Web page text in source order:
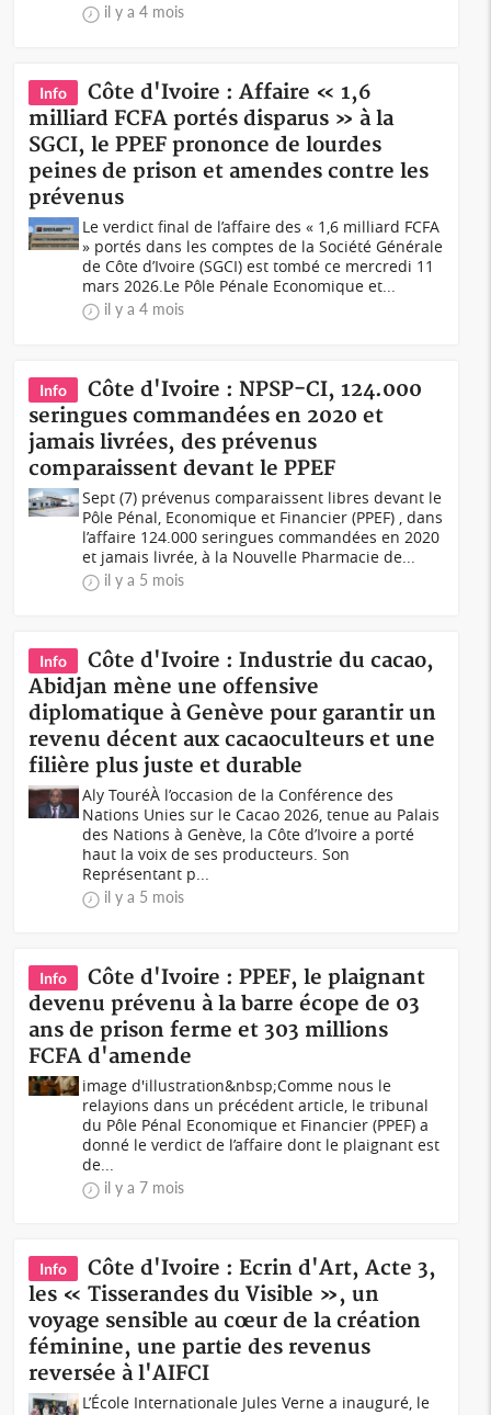
il y a 4 mois
Info
Côte d'Ivoire : Affaire « 1,6
milliard FCFA portés disparus » à la
SGCI, le PPEF prononce de lourdes
peines de prison et amendes contre les
prévenus
Le verdict final de l’affaire des « 1,6 milliard FCFA
» portés dans les comptes de la Société Générale
de Côte d’Ivoire (SGCI) est tombé ce mercredi 11
mars 2026.Le Pôle Pénale Economique et...
il y a 4 mois
Info
Côte d'Ivoire : NPSP-CI, 124.000
seringues commandées en 2020 et
jamais livrées, des prévenus
comparaissent devant le PPEF
Sept (7) prévenus comparaissent libres devant le
Pôle Pénal, Economique et Financier (PPEF) , dans
l’affaire 124.000 seringues commandées en 2020
et jamais livrée, à la Nouvelle Pharmacie de...
il y a 5 mois
Info
Côte d'Ivoire : Industrie du cacao,
Abidjan mène une offensive
diplomatique à Genève pour garantir un
revenu décent aux cacaoculteurs et une
filière plus juste et durable
Aly TouréÀ l’occasion de la Conférence des
Nations Unies sur le Cacao 2026, tenue au Palais
des Nations à Genève, la Côte d’Ivoire a porté
haut la voix de ses producteurs. Son
Représentant p...
il y a 5 mois
Info
Côte d'Ivoire : PPEF, le plaignant
devenu prévenu à la barre écope de 03
ans de prison ferme et 303 millions
FCFA d'amende
image d'illustration&nbsp;Comme nous le
relayions dans un précédent article, le tribunal
du Pôle Pénal Economique et Financier (PPEF) a
donné le verdict de l’affaire dont le plaignant est
de...
il y a 7 mois
Info
Côte d'Ivoire : Ecrin d'Art, Acte 3,
les « Tisserandes du Visible », un
voyage sensible au cœur de la création
féminine, une partie des revenus
reversée à l'AIFCI
L’École Internationale Jules Verne a inauguré, le